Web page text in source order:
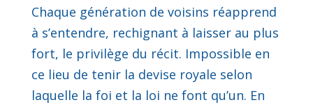
Chaque génération de voisins réapprend
à s’entendre, rechignant à laisser au plus
fort, le privilège du récit. Impossible en
ce lieu de tenir la devise royale selon
laquelle la foi et la loi ne font qu’un. En